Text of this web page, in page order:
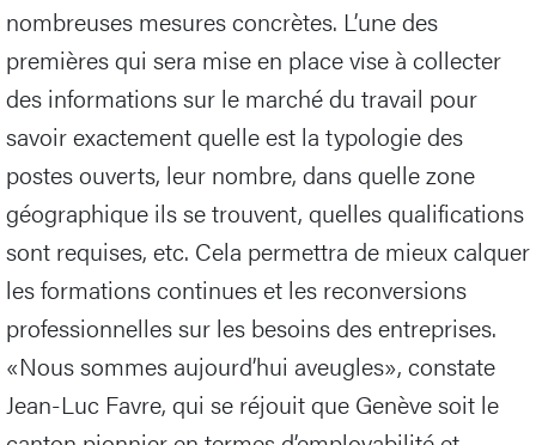
nombreuses mesures concrètes. L’une des
premières qui sera mise en place vise à collecter
des informations sur le marché du travail pour
savoir exactement quelle est la typologie des
postes ouverts, leur nombre, dans quelle zone
géographique ils se trouvent, quelles qualifications
sont requises, etc. Cela permettra de mieux calquer
les formations continues et les reconversions
professionnelles sur les besoins des entreprises.
«Nous sommes aujourd’hui aveugles», constate
Jean-Luc Favre, qui se réjouit que Genève soit le